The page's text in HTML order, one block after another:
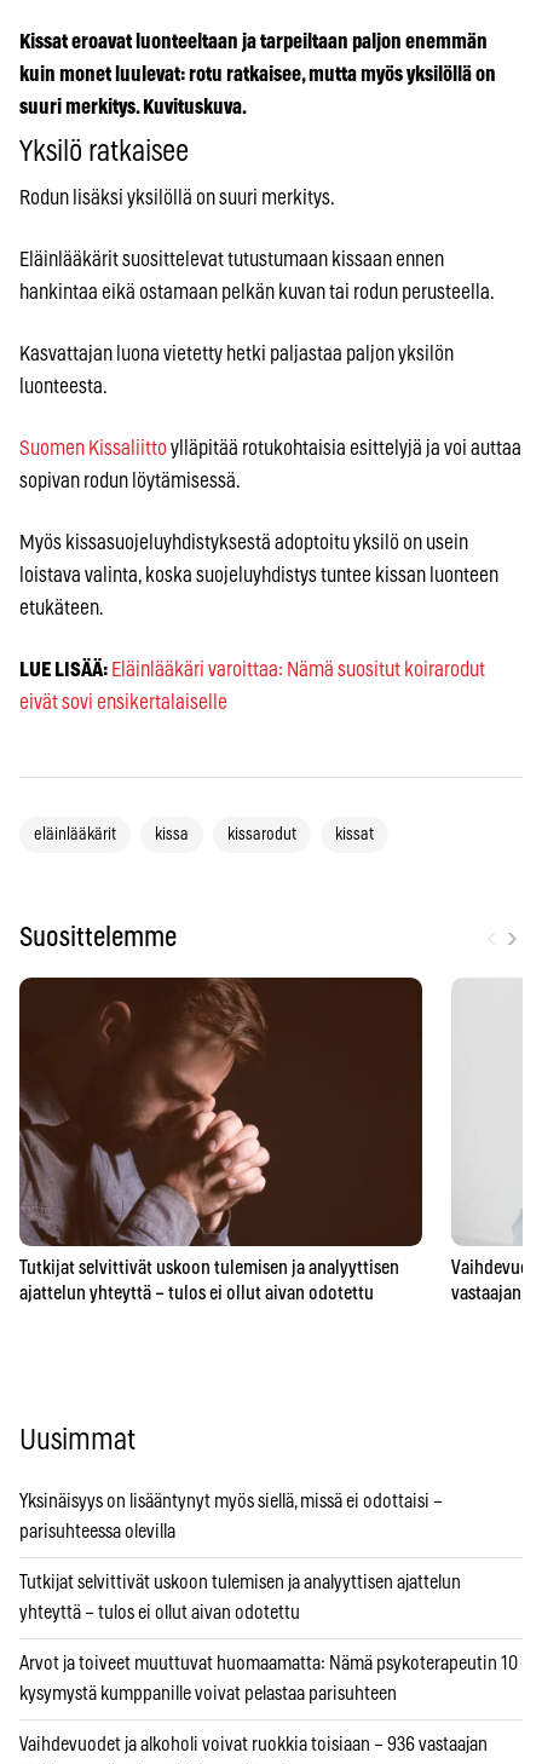
Kissat eroavat luonteeltaan ja tarpeiltaan paljon enemmän
kuin monet luulevat: rotu ratkaisee, mutta myös yksilöllä on
suuri merkitys. Kuvituskuva.
Yksilö ratkaisee
Rodun lisäksi yksilöllä on suuri merkitys.
Eläinlääkärit suosittelevat tutustumaan kissaan ennen
hankintaa eikä ostamaan pelkän kuvan tai rodun perusteella.
Kasvattajan luona vietetty hetki paljastaa paljon yksilön
luonteesta.
Suomen Kissaliitto ylläpitää rotukohtaisia esittelyjä ja voi auttaa
sopivan rodun löytämisessä.
Myös kissasuojeluyhdistyksestä adoptoitu yksilö on usein
loistava valinta, koska suojeluyhdistys tuntee kissan luonteen
etukäteen.
LUE LISÄÄ: Eläinlääkäri varoittaa: Nämä suositut koirarodut
eivät sovi ensikertalaiselle
eläinlääkärit kissa kissarodut kissat
Suosittelemme ›
Tutkijat selvittivät uskoon tulemisen ja analyyttisen
ajattelun yhteyttä – tulos ei ollut aivan odotettu
vastaajan
Uusimmat
Yksinäisyys on lisääntynyt myös siellä, missä ei odottaisi –
parisuhteessa olevilla
Tutkijat selvittivät uskoon tulemisen ja analyyttisen ajattelun
yhteyttä – tulos ei ollut aivan odotettu
Arvot ja toiveet muuttuvat huomaamatta: Nämä psykoterapeutin 10
kysymystä kumppanille voivat pelastaa parisuhteen
Vaihdevuodet ja alkoholi voivat ruokkia toisiaan – 936 vastaajan